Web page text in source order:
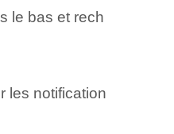
le bas et rech
les notification